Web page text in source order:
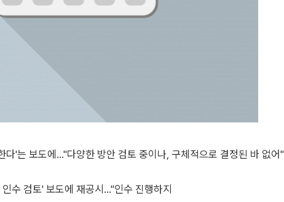
'는 보도에..."다양한 방안 검토 중이나, 구체적으로 결정된 바 없어"
수 검토' 보도에 재공시..."인수 진행하지